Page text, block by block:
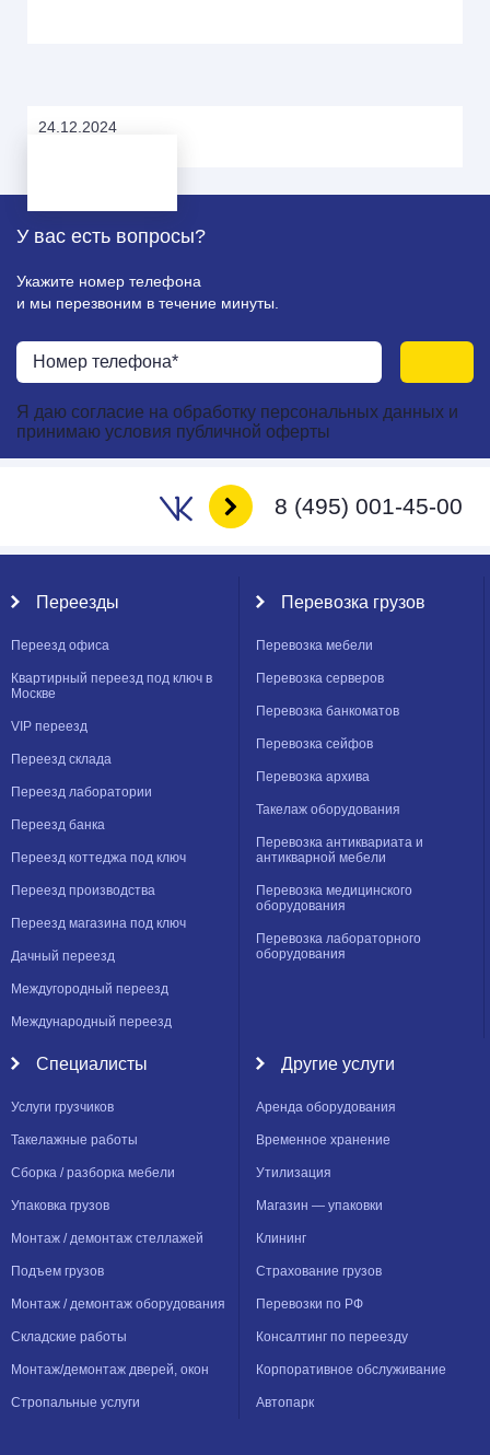
24.12.2024
У вас есть вопросы?
Укажите номер телефона
и мы перезвоним в течение минуты.
Я даю согласие на обработку персональных данных и
принимаю условия публичной оферты
8 (495) 001-45-00
Переезды
Переезд офиса
Квартирный переезд под ключ в
Москве
VIP переезд
Переезд склада
Переезд лаборатории
Переезд банка
Переезд коттеджа под ключ
Переезд производства
Переезд магазина под ключ
Дачный переезд
Междугородный переезд
Международный переезд
Перевозка грузов
Перевозка мебели
Перевозка серверов
Перевозка банкоматов
Перевозка сейфов
Перевозка архива
Такелаж оборудования
Перевозка антиквариата и
антикварной мебели
Перевозка медицинского
оборудования
Перевозка лабораторного
оборудования
Специалисты
Услуги грузчиков
Такелажные работы
Сборка / разборка мебели
Упаковка грузов
Монтаж / демонтаж стеллажей
Подъем грузов
Монтаж / демонтаж оборудования
Складские работы
Монтаж/демонтаж дверей, окон
Стропальные услуги
Другие услуги
Аренда оборудования
Временное хранение
Утилизация
Магазин — упаковки
Клининг
Страхование грузов
Перевозки по РФ
Консалтинг по переезду
Корпоративное обслуживание
Автопарк